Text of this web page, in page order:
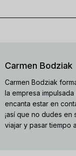
Carmen Bodziak
Carmen Bodziak
la empresa
encanta estar en
¡así que no dudes en
viajar y pasar tiempo